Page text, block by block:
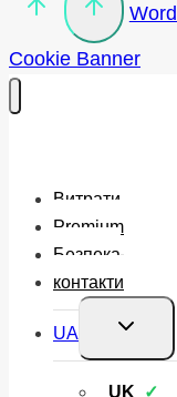
Cookie Banner
Витрати
Premium
Безпека
контакти
UA
UK